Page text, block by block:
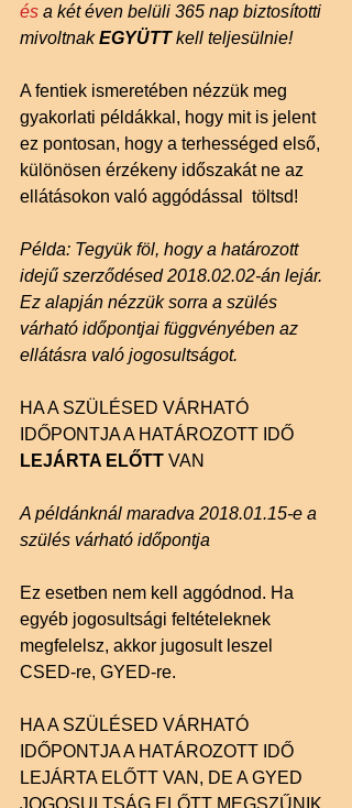
és a két éven belüli 365 nap biztosítotti
mivoltnak EGYÜTT kell teljesülnie!
A fentiek ismeretében nézzük meg
gyakorlati példákkal, hogy mit is jelent
ez pontosan, hogy a terhességed első,
különösen érzékeny időszakát ne az
ellátásokon való aggódással  töltsd!
Példa: Tegyük föl, hogy a határozott
idejű szerződésed 2018.02.02-án lejár.
Ez alapján nézzük sorra a szülés
várható időpontjai függvényében az
ellátásra való jogosultságot.
HA A SZÜLÉSED VÁRHATÓ
IDŐPONTJA A HATÁROZOTT IDŐ
LEJÁRTA ELŐTT VAN
A példánknál maradva 2018.01.15-e a
szülés várható időpontja
Ez esetben nem kell aggódnod. Ha
egyéb jogosultsági feltételeknek
megfelelsz, akkor jugosult leszel
CSED-re, GYED-re.
HA A SZÜLÉSED VÁRHATÓ
IDŐPONTJA A HATÁROZOTT IDŐ
LEJÁRTA ELŐTT VAN, DE A GYED
JOGOSULTSÁG ELŐTT MEGSZŰNIK